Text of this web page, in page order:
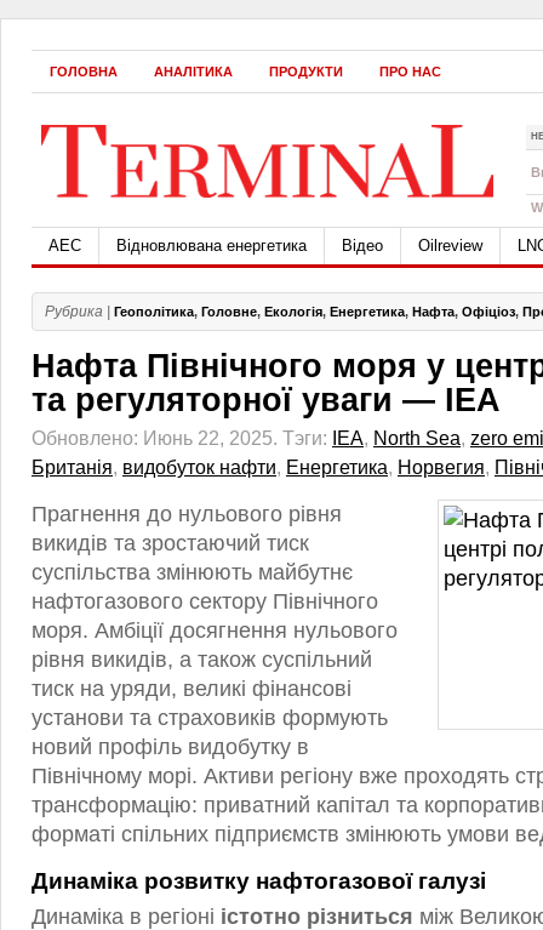
ГОЛОВНА АНАЛІТИКА ПРОДУКТИ ПРО НАС
АЕС Відновлювана енергетика Відео Oilreview
Рубрика | Геополітика, Головне, Екологія, Енергетика, Нафта, Офіціоз,
Нафта Північного моря у
та регуляторної уваги — IEA
Обновлено: Июнь 22, 2025. Тэги: IEA, North Sea, zero
Британія, видобуток нафти, Енергетика, Норвегия,
Прагнення до нульового рівня
викидів та зростаючий тиск
суспільства змінюють майбутнє
нафтогазового сектору Північного
моря. Амбіції досягнення нульового
рівня викидів, а також суспільний
тиск на уряди, великі фінансові
установи та страховиків формують
новий профіль видобутку в
Північному морі. Активи регіону вже проходять
трансформацію: приватний капітал та
форматі спільних підприємств змінюють умови
Динаміка розвитку нафтогазової галузі
Динаміка в регіоні істотно різниться між